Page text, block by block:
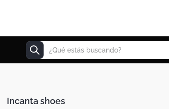
¿Qué estás buscando?
Incanta shoes